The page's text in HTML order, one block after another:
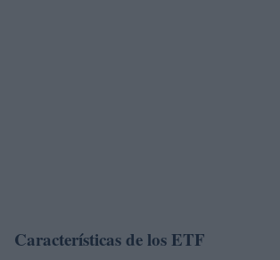
Características de los ETF